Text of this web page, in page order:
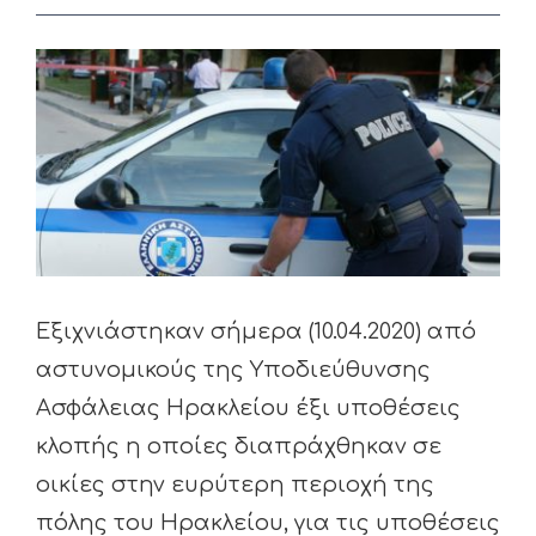
View
Larger
Image
Εξιχνιάστηκαν σήμερα (10.04.2020) από
αστυνομικούς της Υποδιεύθυνσης
Ασφάλειας Ηρακλείου έξι υποθέσεις
κλοπής η οποίες διαπράχθηκαν σε
οικίες στην ευρύτερη περιοχή της
πόλης του Ηρακλείου, για τις υποθέσεις